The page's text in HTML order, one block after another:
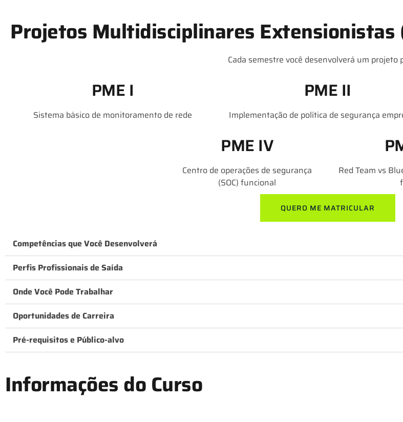
Projetos Multidisciplinares Extensionistas
Cada semestre você desenvolverá um projeto
PME I
Sistema básico de monitoramento de rede
PME II
Implementação de política de segurança
PME IV
Centro de operações de segurança
(SOC) funcional
Red Team vs
QUERO ME MATRICULAR
Competências que Você Desenvolverá
Perfis Profissionais de Saída
Onde Você Pode Trabalhar
Oportunidades de Carreira
Pré-requisitos e Público-alvo
Informações do Curso